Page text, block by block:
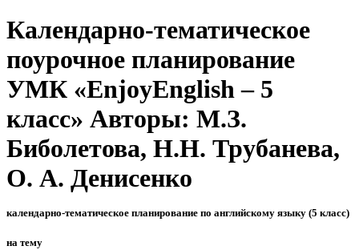
Календарно-тематическое
поурочное планирование
УМК «EnjoyEnglish – 5
класс» Авторы: М.З.
Биболетова, Н.Н. Трубанева,
О. А. Денисенко
календарно-тематическое планирование по английскому языку (5 класс)
на тему